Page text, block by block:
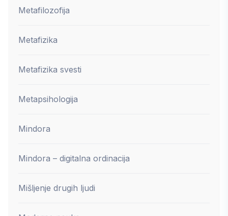
Metafilozofija
Metafizika
Metafizika svesti
Metapsihologija
Mindora
Mindora – digitalna ordinacija
Mišljenje drugih ljudi